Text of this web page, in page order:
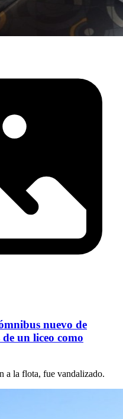
nuevo de
un liceo como
a la flota, fue vandalizado.